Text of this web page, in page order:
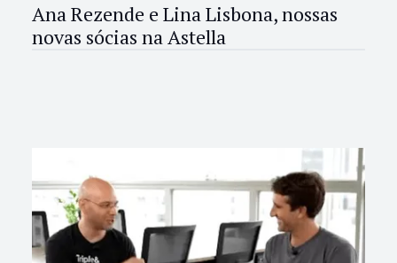
Ana Rezende e Lina Lisbona, nossas
novas sócias na Astella